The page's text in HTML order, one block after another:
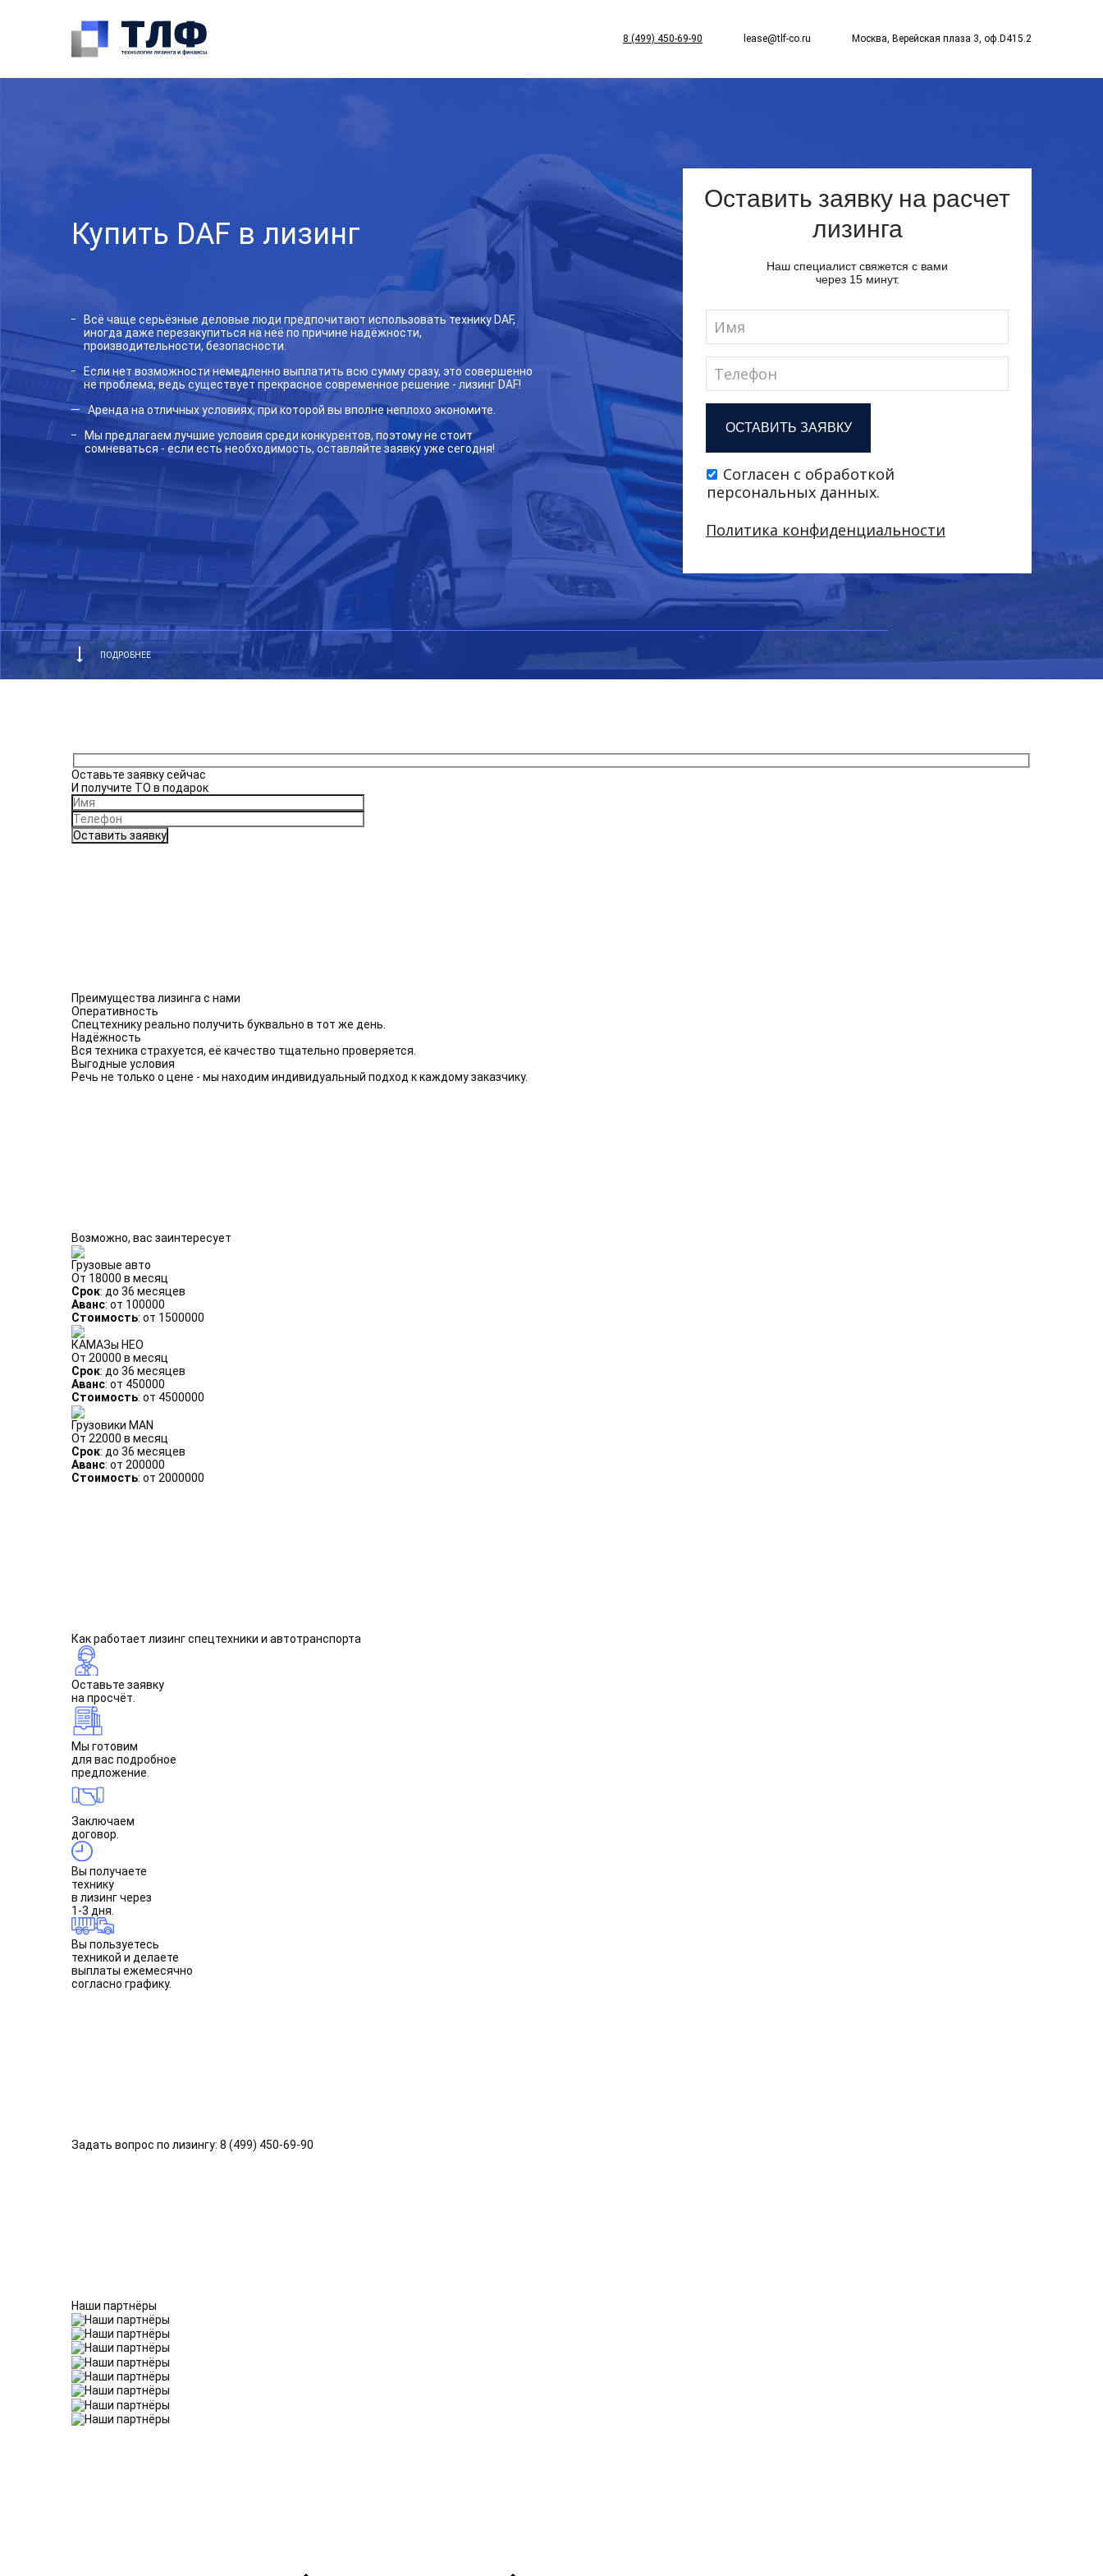
8 (499) 450-69-90 lease@tlf-co.ru Москва, Верейская плаза 3, оф.D415.2
Купить DAF в лизинг
Всё чаще серьёзные деловые люди предпочитают использовать технику DAF,
иногда даже перезакупиться на неё по причине надёжности,
производительности, безопасности.
Если нет возможности немедленно выплатить всю сумму сразу, это совершенно
не проблема, ведь существует прекрасное современное решение - лизинг DAF!
Аренда на отличных условиях, при которой вы вполне неплохо экономите.
Мы предлагаем лучшие условия среди конкурентов, поэтому не стоит
сомневаться - если есть необходимость, оставляйте заявку уже сегодня!
ПОДРОБНЕЕ
Оставьте заявку сейчас
И получите ТО в подарок
Преимущества лизинга с нами
Оперативность
Спецтехнику реально получить буквально в тот же день.
Надёжность
Вся техника страхуется, её качество тщательно проверяется.
Выгодные условия
Речь не только о цене - мы находим индивидуальный подход к каждому заказчику.
Возможно, вас заинтересует
Грузовые авто
От 18000 в месяц
Срок: до 36 месяцев
Аванс: от 100000
Стоимость: от 1500000
КАМАЗы НЕО
От 20000 в месяц
Срок: до 36 месяцев
Аванс: от 450000
Стоимость: от 4500000
Грузовики MAN
От 22000 в месяц
Срок: до 36 месяцев
Аванс: от 200000
Стоимость: от 2000000
Как работает лизинг спецтехники и автотранспорта
Оставьте заявку
на просчёт.
Мы готовим
для вас подробное
предложение.
Заключаем
договор.
Вы получаете
технику
в лизинг через
1-3 дня.
Вы пользуетесь
техникой и делаете
выплаты ежемесячно
согласно графику.
Задать вопрос по лизингу: 8 (499) 450-69-90
Наши партнёры